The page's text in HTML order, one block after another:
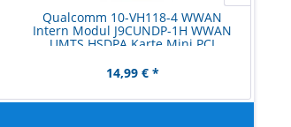
Qualcomm 10-VH118-4 WWAN
Intern Modul J9CUNDP-1H WWAN
UMTS HSDPA Karte Mini PCI
14,99 € *